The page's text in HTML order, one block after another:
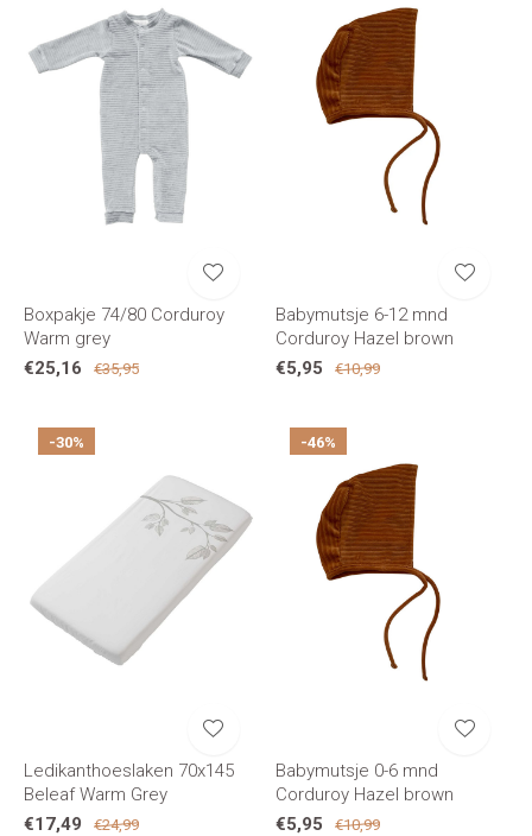
Boxpakje 74/80 Corduroy
Warm grey
€25,16
€35,95
Babymutsje 6-12 mnd
Corduroy Hazel brown
€5,95
€10,99
-30%
Ledikanthoeslaken 70x145
Beleaf Warm Grey
€17,49
€24,99
-46%
Babymutsje 0-6 mnd
Corduroy Hazel brown
€5,95
€10,99